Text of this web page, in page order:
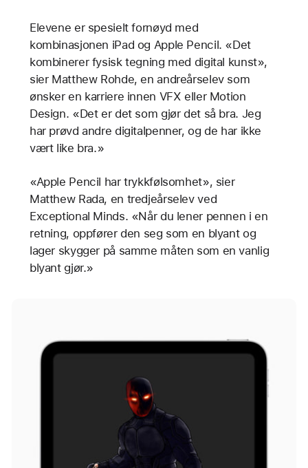
Elevene er spesielt fornøyd med
kombinasjonen iPad og Apple Pencil. «Det
kombinerer fysisk tegning med digital kunst»,
sier Matthew Rohde, en andreårselev som
ønsker en karriere innen VFX eller Motion
Design. «Det er det som gjør det så bra. Jeg
har prøvd andre digitalpenner, og de har ikke
vært like bra.»
«Apple Pencil har trykkfølsomhet», sier
Matthew Rada, en tredjeårselev ved
Exceptional Minds. «Når du lener pennen i en
retning, oppfører den seg som en blyant og
lager skygger på samme måten som en vanlig
blyant gjør.»